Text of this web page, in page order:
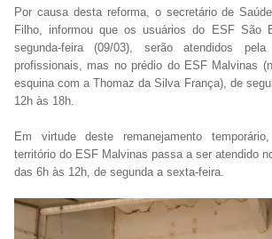
Por causa desta reforma, o secretário de
Filho, informou que os usuários do ESF São
segunda-feira (09/03), serão atendidos
profissionais, mas no prédio do ESF Malvinas
esquina com a Thomaz da Silva França), de
12h às 18h.
Em virtude deste remanejamento
território do ESF Malvinas passa a ser atendido
das 6h às 12h, de segunda a sexta-feira.